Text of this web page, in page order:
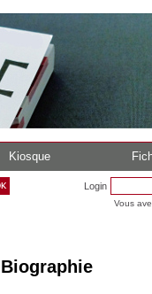
Kiosque
Login
Vous
Biographie